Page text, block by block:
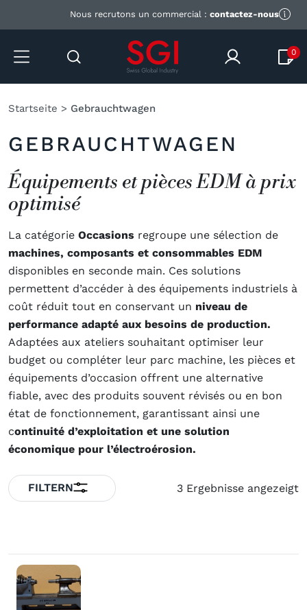
Nous recrutons un commercial : contactez-nous
0
Startseite > Gebrauchtwagen
GEBRAUCHTWAGEN
Équipements et pièces EDM à prix
optimisé
La catégorie Occasions regroupe une sélection de
machines, composants et consommables EDM
disponibles en seconde main. Ces solutions
permettent d’accéder à des équipements industriels à
coût réduit tout en conservant un niveau de
performance adapté aux besoins de production.
Adaptées aux ateliers souhaitant optimiser leur
budget ou compléter leur parc machine, les pièces et
équipements d’occasion offrent une alternative
fiable, avec des produits souvent révisés ou en bon
état de fonctionnement, garantissant ainsi une
continuité d’exploitation et une solution
économique pour l’électroérosion.
FILTERN 3 Ergebnisse angezeigt